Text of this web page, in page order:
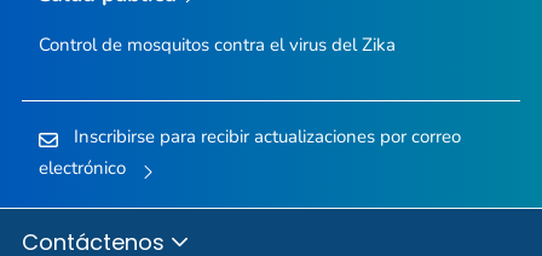
Control de mosquitos contra el virus del Zika
Inscribirse para recibir actualizaciones por correo
electrónico
Contáctenos